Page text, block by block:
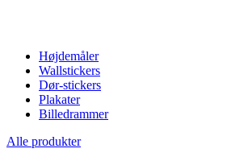
Højdemåler
Wallstickers
Dør-stickers
Plakater
Billedrammer
Alle produkter